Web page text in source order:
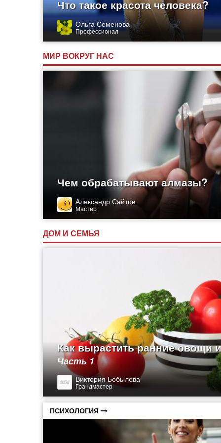
Что такое красота человека?
Ольга Семенова
Профессионал
МИР ВОКРУГ НАС
Чем обрабатывают алмазы?
Александр Сайтов
Мастер
ДОМ И СЕМЬЯ
Как вырастить ранние овощи
Часть 1
Виктория Бобылева
Грандмастер
ПСИХОЛОГИЯ